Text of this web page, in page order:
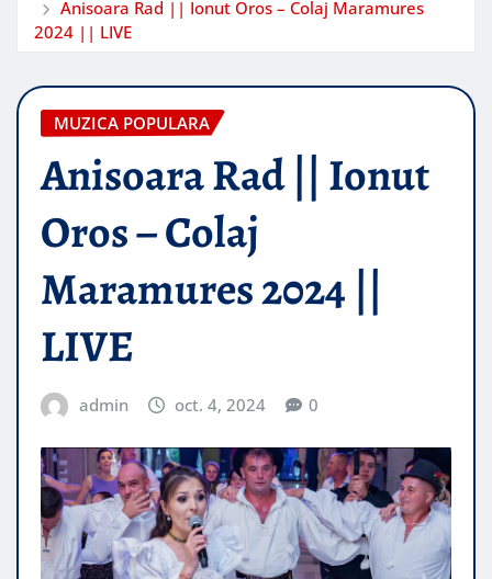
Anisoara Rad || Ionut Oros – Colaj Maramures
2024 || LIVE
MUZICA POPULARA
Anisoara Rad || Ionut
Oros – Colaj
Maramures 2024 ||
LIVE
admin oct. 4, 2024 0